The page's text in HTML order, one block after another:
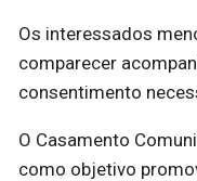
Os interessados
comparecer
consentimento
O Casamento
como objetivo